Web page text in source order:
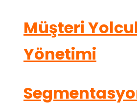
Müşteri
Yönetimi